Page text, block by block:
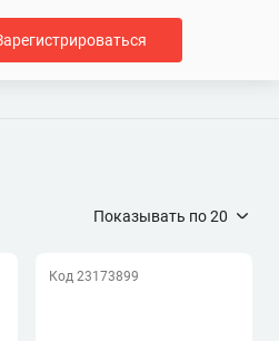
Показывать по20
Код 23173899